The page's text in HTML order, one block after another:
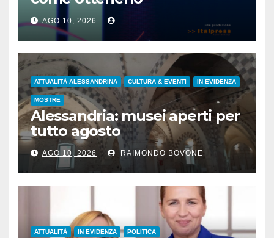
AGO 10, 2026
ATTUALITÀ ALESSANDRINA CULTURA & EVENTI IN EVIDENZA
MOSTRE
Alessandria: musei aperti per
tutto agosto
AGO 10, 2026 RAIMONDO BOVONE
ATTUALITÀ IN EVIDENZA POLITICA